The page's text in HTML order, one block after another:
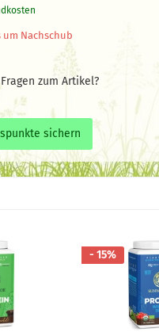
Nachschub
Fragen zum Artikel?
sichern
- 15%